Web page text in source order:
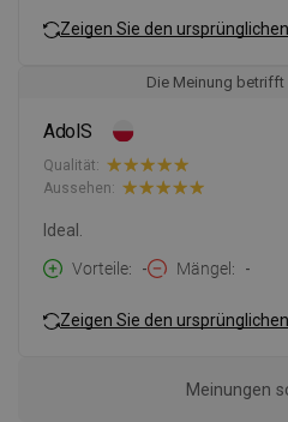
Zeigen Sie den
Die Meinung
AdolS
Qualität:
Aussehen:
Ideal.
Vorteile
- Mängel -
Zeigen Sie den
Meinungen